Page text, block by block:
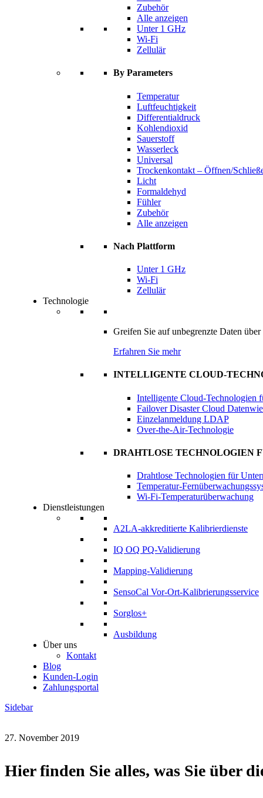
Zubehör
Alle anzeigen
Unter 1 GHz
Wi-Fi
Zellulär
By Parameters
Temperatur
Luftfeuchtigkeit
Differentialdruck
Kohlendioxid
Sauerstoff
Wasserleck
Universal
Trockenkontakt – Öffnen/
Licht
Formaldehyd
Fühler
Zubehör
Alle anzeigen
Nach Plattform
Unter 1 GHz
Wi-Fi
Zellulär
Technologie
Greifen Sie auf unbegrenzte Daten
Erfahren Sie mehr
INTELLIGENTE CLOUD-
Intelligente Cloud-Technologien
Failover Disaster Cloud
Einzelanmeldung LDAP
Over-the-Air-Technologie
DRAHTLOSE TECHNOLOGIEN
Drahtlose Technologien für
Temperatur-
Wi-Fi-Temperaturüberwachung
Dienstleistungen
A2LA-akkreditierte Kalibrierdienste
IQ OQ PQ-Validierung
Mapping-Validierung
SensoCal Vor-Ort-Kalibrierungsservice
Sorglos+
Ausbildung
Über uns
Kontakt
Blog
Kunden-Login
Zahlungsportal
Sidebar
27. November 2019
Hier finden Sie alles, was Sie über